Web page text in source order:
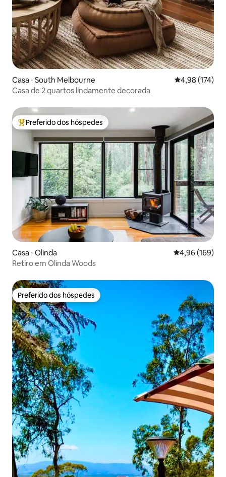
Casa ⋅ South Melbourne 4,98 de uma
4,98 (174)
Casa de 2 quartos lindamente decorada
Entre os melhores preferidos dos hóspedes
Preferido dos hóspedes
Casa ⋅ Olinda 4,96 de uma
4,96 (169)
Retiro em Olinda Woods
Preferido dos hóspedes
Preferido dos hóspedes